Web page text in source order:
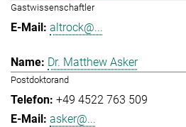
Gastwissenschaftler
altrock@...
Dr. Matthew Asker
Postdoktorand
+49 4522 763 509
asker@...